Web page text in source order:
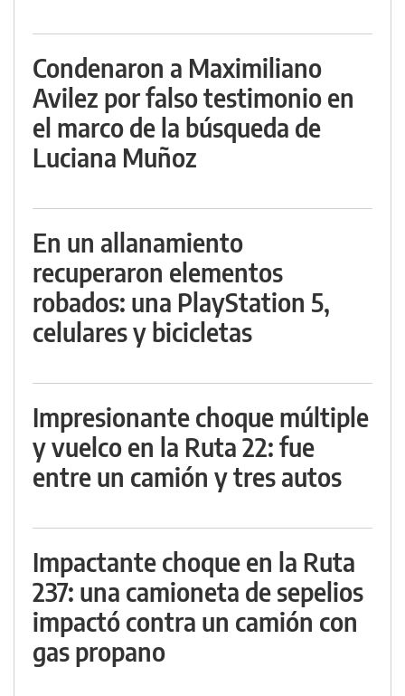
Condenaron a Maximiliano
Avilez por falso testimonio en
el marco de la búsqueda de
Luciana Muñoz
En un allanamiento
recuperaron elementos
robados: una PlayStation 5,
celulares y bicicletas
Impresionante choque múltiple
y vuelco en la Ruta 22: fue
entre un camión y tres autos
Impactante choque en la Ruta
237: una camioneta de sepelios
impactó contra un camión con
gas propano